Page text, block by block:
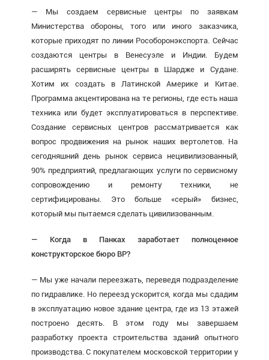
— Мы создаем сервисные центры по заявкам
Министерства обороны, того или иного заказчика,
которые приходят по линии Рос­оборонэкспорта. Сейчас
создаются центры в Венесуэле и Индии. Будем
расширять сервисные центры в Шардже и Судане.
Хотим их создать в Латинской Америке и Китае.
Программа акцентирована на те регионы, где есть наша
техника или будет эксплуатироваться в перспективе.
Создание сервисных центров рассматривается как
вопрос продвижения на рынок наших вертолетов. На
сегодняшний день рынок сервиса нецивилизованный,
90% предприятий, предлагающих услуги по сервисному
сопровождению и ремонту техники, не
сертифицированы. Это больше «серый» бизнес,
который мы пытаемся сделать цивилизованным.
— Когда в Панках заработает полноценное
конструкторское бюро ВР?
— Мы уже начали переезжать, переведя подразделение
по гидравлике. Но переезд ускорится, когда мы сдадим
в эксплуатацию новое здание центра, где из 13 этажей
построено десять. В этом году мы завершаем
разработку проекта строительства зданий опытного
производства. С покупателем московской территории у